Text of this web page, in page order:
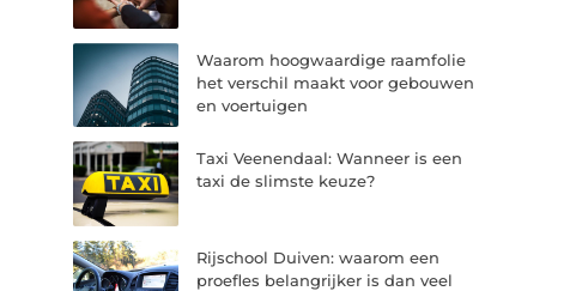
Waarom hoogwaardige raamfolie
het verschil maakt voor gebouwen
en voertuigen
Taxi Veenendaal: Wanneer is een
taxi de slimste keuze?
Rijschool Duiven: waarom een
proefles belangrijker is dan veel